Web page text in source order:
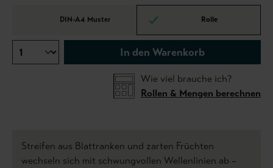
DIN-A4 Muster Rolle
In den Warenkorb
Wie viel brauche ich?
Rollen & Mengen berechnen
Streifen aus Blattranken und zarten Früchten
wechseln sich mit schwungvollen Wellenlinien ab –